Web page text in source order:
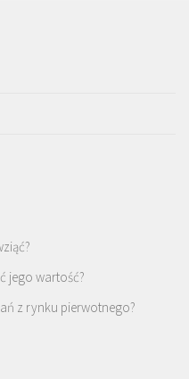
jego wartość?
z rynku pierwotnego?